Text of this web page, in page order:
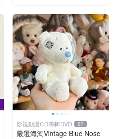
影視動漫CD專輯DVD 57
嚴選海淘Vintage Blue Nose